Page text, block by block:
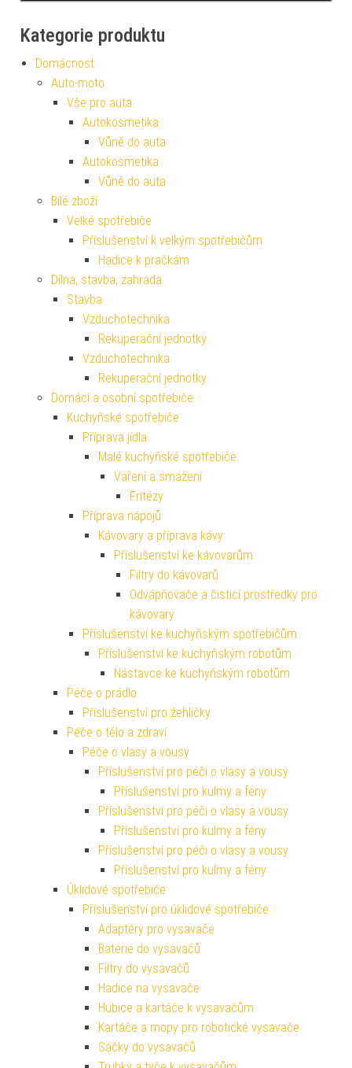
Kategorie produktu
Domácnost
Auto-moto
Vše pro auta
Autokosmetika
Vůně do auta
Autokosmetika
Vůně do auta
Bílé zboží
Velké spotřebiče
Příslušenství k velkým spotřebičům
Hadice k pračkám
Dílna, stavba, zahrada
Stavba
Vzduchotechnika
Rekuperační jednotky
Vzduchotechnika
Rekuperační jednotky
Domácí a osobní spotřebiče
Kuchyňské spotřebiče
Příprava jídla
Malé kuchyňské spotřebiče
Vaření a smažení
Fritézy
Příprava nápojů
Kávovary a příprava kávy
Příslušenství ke kávovarům
Filtry do kávovarů
Odvápňovače a čisticí prostředky pro
kávovary
Příslušenství ke kuchyňským spotřebičům
Příslušenství ke kuchyňským robotům
Nástavce ke kuchyňským robotům
Péče o prádlo
Příslušenství pro žehličky
Péče o tělo a zdraví
Péče o vlasy a vousy
Příslušenství pro péči o vlasy a vousy
Příslušenství pro kulmy a fény
Příslušenství pro péči o vlasy a vousy
Příslušenství pro kulmy a fény
Příslušenství pro péči o vlasy a vousy
Příslušenství pro kulmy a fény
Úklidové spotřebiče
Příslušenství pro úklidové spotřebiče
Adaptéry pro vysavače
Baterie do vysavačů
Filtry do vysavačů
Hadice na vysavače
Hubice a kartáče k vysavačům
Kartáče a mopy pro robotické vysavače
Sáčky do vysavačů